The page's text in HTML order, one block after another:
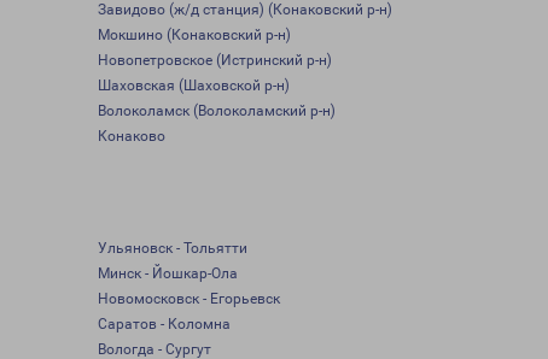
Завидово (ж/д станция) (Конаковский р-н)
Мокшино (Конаковский р-н)
Новопетровское (Истринский р-н)
Шаховская (Шаховской р-н)
Волоколамск (Волоколамский р-н)
Конаково
Ульяновск - Тольятти
Минск - Йошкар-Ола
Новомосковск - Егорьевск
Саратов - Коломна
Вологда - Сургут